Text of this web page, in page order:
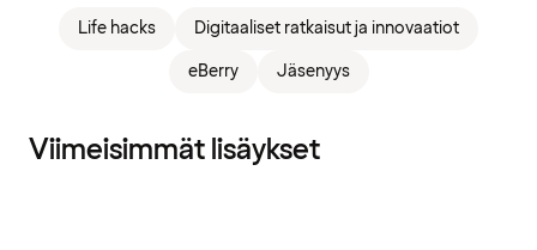
Life hacks
Digitaaliset ratkaisut ja innovaatiot
eBerry
Jäsenyys
Viimeisimmät lisäykset